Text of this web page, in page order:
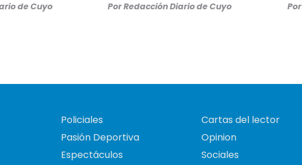
de Cuyo PorRedacción Diario de Cuyo Por
Policiales
Pasión Deportiva
Espectáculos
Cartas del lector
Opinion
Sociales